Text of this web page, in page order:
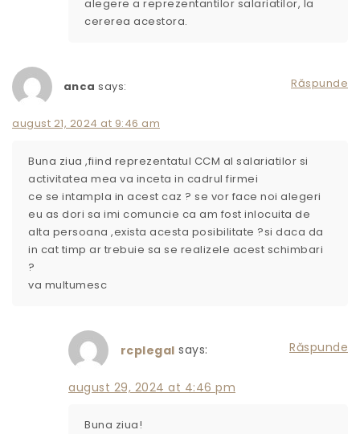
alegere a reprezentantilor salariatilor, la
cererea acestora.
Răspunde
anca says:
august 21, 2024 at 9:46 am
Buna ziua ,fiind reprezentatul CCM al salariatilor si
activitatea mea va inceta in cadrul firmei
ce se intampla in acest caz ? se vor face noi alegeri
eu as dori sa imi comuncie ca am fost inlocuita de
alta persoana ,exista acesta posibilitate ?si daca da
in cat timp ar trebuie sa se realizele acest schimbari
?
va multumesc
Răspunde
rcplegal says:
august 29, 2024 at 4:46 pm
Buna ziua!